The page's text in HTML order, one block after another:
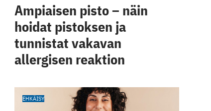
Ampiaisen pisto – näin
hoidat pistoksen ja
tunnistat vakavan
allergisen reaktion
EHKÄISY